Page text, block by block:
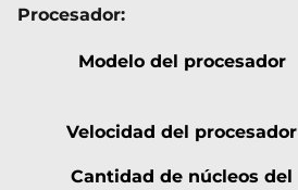
Procesador:
Modelo del procesador
Velocidad del procesador
Cantidad de núcleos del